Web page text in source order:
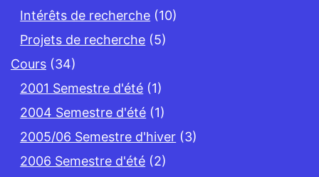
Intérêts de recherche (10)
Projets de recherche (5)
Cours (34)
2001 Semestre d'été (1)
2004 Semestre d'été (1)
2005/06 Semestre d'hiver (3)
2006 Semestre d'été (2)